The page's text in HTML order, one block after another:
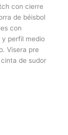
con cierre
de béisbol
con
perfil medio
Visera pre
de sudor